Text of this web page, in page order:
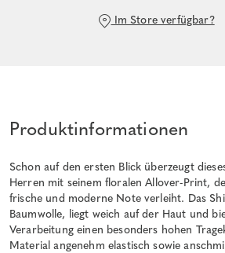
Im Store verfügbar?
Produktinformationen
Schon auf den ersten Blick überzeugt
Herren mit seinem floralen Allover-Print,
frische und moderne Note verleiht. Das
Baumwolle, liegt weich auf der Haut und
Verarbeitung einen besonders hohen
Material angenehm elastisch sowie